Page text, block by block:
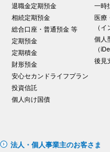
退職金定期預金
相続定期預金
総合口座・普通預金 等
定期預金
定期積金
財形預金
安心セカンドライフプラン
投資信託
個人向け国債
一時
医療
（
個人
（
後見
法人・個人事業主のお客さま